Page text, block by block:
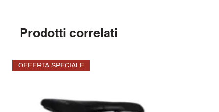
Prodotti correlati
OFFERTA SPECIALE